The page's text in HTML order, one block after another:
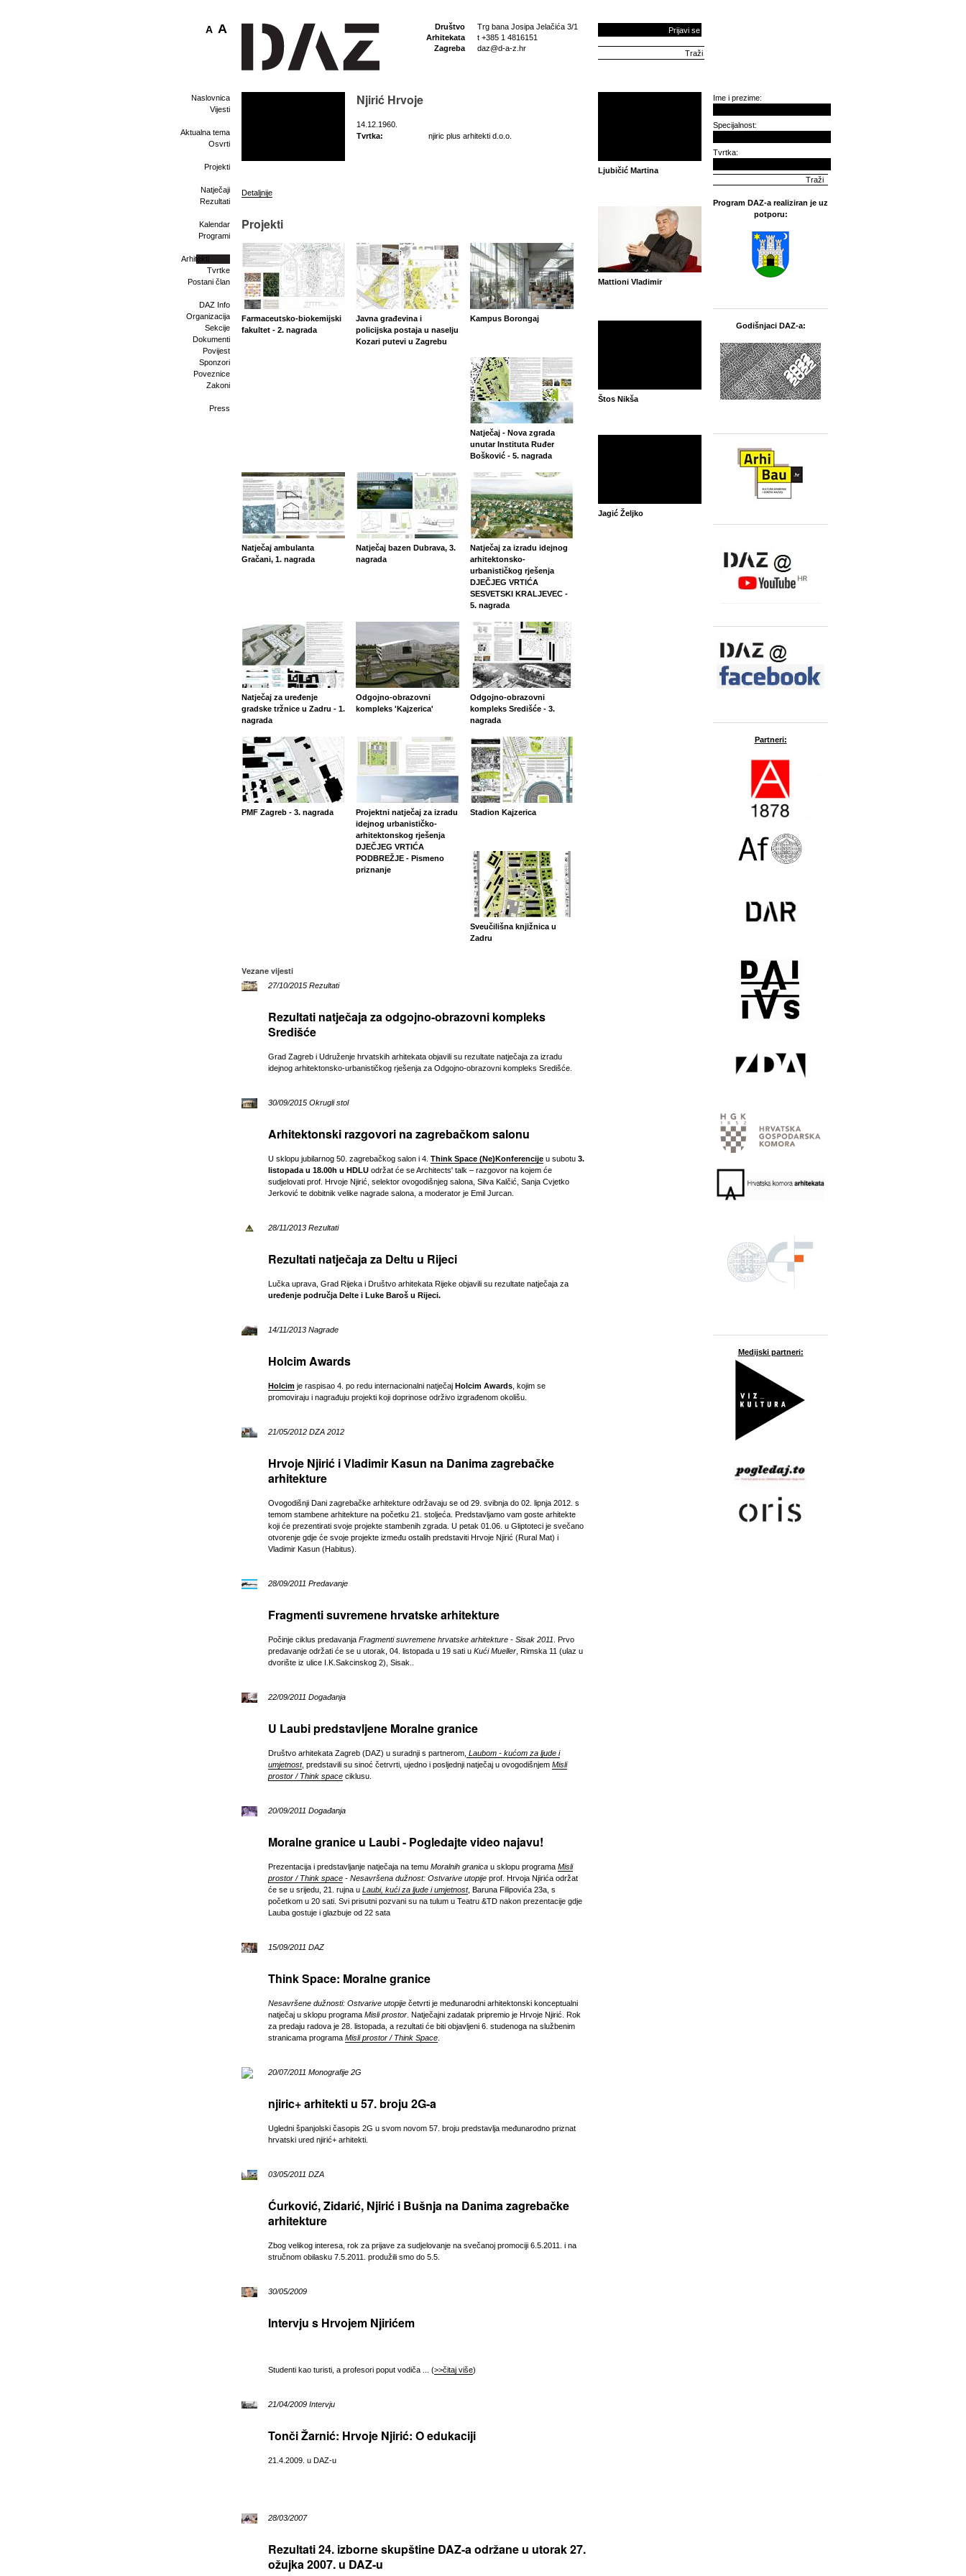
Društvo
Arhitekata
Zagreba
Trg bana Josipa Jelačića 3/1
t +385 1 4816151
daz@d-a-z.hr
Prijavi se
A A
Naslovnica
Vijesti
Aktualna tema
Osvrti
Projekti
Natječaji
Rezultati
Kalendar
Programi
Arhitekti
Tvrtke
Postani član
DAZ Info
Organizacija
Sekcije
Dokumenti
Povijest
Sponzori
Poveznice
Zakoni
Press
Njirić Hrvoje
14.12.1960.
Tvrtka:
njiric plus arhitekti d.o.o.
Detaljnije
Projekti
Farmaceutsko-biokemijski
fakultet - 2. nagrada
Javna građevina i
policijska postaja u naselju
Kozari putevi u Zagrebu
Kampus Borongaj
Natječaj - Nova zgrada
unutar Instituta Ruđer
Bošković - 5. nagrada
Natječaj ambulanta
Gračani, 1. nagrada
Natječaj bazen Dubrava, 3.
nagrada
Natječaj za izradu idejnog
arhitektonsko-
urbanističkog rješenja
DJEČJEG VRTIĆA
SESVETSKI KRALJEVEC -
5. nagrada
Natječaj za uređenje
gradske tržnice u Zadru - 1.
nagrada
Odgojno-obrazovni
kompleks 'Kajzerica'
Odgojno-obrazovni
kompleks Središće - 3.
nagrada
PMF Zagreb - 3. nagrada
Projektni natječaj za izradu
idejnog urbanističko-
arhitektonskog rješenja
DJEČJEG VRTIĆA
PODBREŽJE - Pismeno
priznanje
Stadion Kajzerica
Sveučilišna knjižnica u
Zadru
Vezane vijesti
27/10/2015 Rezultati
Rezultati natječaja za odgojno-obrazovni kompleks
Središće
Grad Zagreb i Udruženje hrvatskih arhitekata objavili su rezultate natječaja za izradu
idejnog arhitektonsko-urbanističkog rješenja za Odgojno-obrazovni kompleks Središće.
30/09/2015 Okrugli stol
Arhitektonski razgovori na zagrebačkom salonu
U sklopu jubilarnog 50. zagrebačkog salon i 4. Think Space (Ne)Konferencije u subotu 3.
listopada u 18.00h u HDLU održat će se Architects' talk – razgovor na kojem će
sudjelovati prof. Hrvoje Njirić, selektor ovogodišnjeg salona, Silva Kalčić, Sanja Cvjetko
Jerković te dobitnik velike nagrade salona, a moderator je Emil Jurcan.
28/11/2013 Rezultati
Rezultati natječaja za Deltu u Rijeci
Lučka uprava, Grad Rijeka i Društvo arhitekata Rijeke objavili su rezultate natječaja za
uređenje područja Delte i Luke Baroš u Rijeci.
14/11/2013 Nagrade
Holcim Awards
Holcim je raspisao 4. po redu internacionalni natječaj Holcim Awards , kojim se
promoviraju i nagrađuju projekti koji doprinose održivo izgrađenom okolišu.
21/05/2012 DZA 2012
Hrvoje Njirić i Vladimir Kasun na Danima zagrebačke
arhitekture
Ovogodišnji Dani zagrebačke arhitekture održavaju se od 29. svibnja do 02. lipnja 2012. s
temom stambene arhitekture na početku 21. stoljeća. Predstavljamo vam goste arhitekte
koji će prezentirati svoje projekte stambenih zgrada. U petak 01.06. u Gliptoteci je svečano
otvorenje gdje će svoje projekte između ostalih predstaviti Hrvoje Njirić (Rural Mat) i
Vladimir Kasun (Habitus).
28/09/2011 Predavanje
Fragmenti suvremene hrvatske arhitekture
Počinje ciklus predavanja Fragmenti suvremene hrvatske arhitekture - Sisak 2011 . Prvo
predavanje održati će se u utorak, 04. listopada u 19 sati u Kući Mueller , Rimska 11 (ulaz u
dvorište iz ulice I.K.Sakcinskog 2), Sisak..
22/09/2011 Događanja
U Laubi predstavljene Moralne granice
Društvo arhitekata Zagreb (DAZ) u suradnji s partnerom, Laubom - kućom za ljude i
umjetnost, predstavili su sinoć četrvrti, ujedno i posljednji natječaj u ovogodišnjem Misli
prostor / Think space ciklusu.
20/09/2011 Događanja
Moralne granice u Laubi - Pogledajte video najavu!
Prezentacija i predstavljanje natječaja na temu Moralnih granica u sklopu programa Misli
prostor / Think space - Nesavršena dužnost: Ostvarive utopije prof. Hrvoja Njirića održat
će se u srijedu, 21. rujna u Laubi, kući za ljude i umjetnost, Baruna Filipovića 23a, s
početkom u 20 sati. Svi prisutni pozvani su na tulum u Teatru &TD nakon prezentacije gdje
Lauba gostuje i glazbuje od 22 sata
15/09/2011 DAZ
Think Space: Moralne granice
Nesavršene dužnosti: Ostvarive utopije četvrti je međunarodni arhitektonski konceptualni
natječaj u sklopu programa Misli prostor . Natječajni zadatak pripremio je Hrvoje Njirić. Rok
za predaju radova je 28. listopada, a rezultati će biti objavljeni 6. studenoga na službenim
stranicama programa Misli prostor / Think Space
20/07/2011 Monografije 2G
njiric+ arhitekti u 57. broju 2G-a
Ugledni španjolski časopis 2G u svom novom 57. broju predstavlja međunarodno priznat
hrvatski ured njirić+ arhitekti.
03/05/2011 DZA
Ćurković, Zidarić, Njirić i Bušnja na Danima zagrebačke
arhitekture
Zbog velikog interesa, rok za prijave za sudjelovanje na svečanoj promociji 6.5.2011. i na
stručnom obilasku 7.5.2011. produžili smo do 5.5.
30/05/2009
Intervju s Hrvojem Njirićem
Studenti kao turisti, a profesori poput vodiča ... (>>čitaj više)
21/04/2009 Intervju
Tonči Žarnić: Hrvoje Njirić: O edukaciji
21.4.2009. u DAZ-u
28/03/2007
Rezultati 24. izborne skupštine DAZ-a održane u utorak 27.
ožujka 2007. u DAZ-u
Ljubičić Martina
Mattioni Vladimir
Štos Nikša
Jagić Željko
Ime i prezime:
Specijalnost:
Tvrtka:
Program DAZ-a realiziran je uz
potporu:
Godišnjaci DAZ-a:
Partneri:
Medijski partneri: